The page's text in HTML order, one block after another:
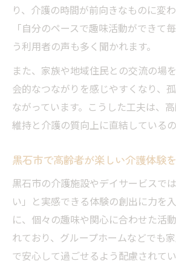
り、介護の時間が前向きなものに変わ
「自分のペースで趣味活動ができて
う利用者の声も多く聞かれます。
また、家族や地域住民との交流の場
会的なつながりを感じやすくなり、
ながっています。こうした工夫は、
維持と介護の質向上に直結しているの
黒石市で高齢者が楽しい介護体験
黒石市の介護施設やデイサービスで
い」と実感できる体験の創出に力を
に、個々の趣味や関心に合わせた活
れており、グループホームなどでも
で安心して過ごせるよう配慮されてい